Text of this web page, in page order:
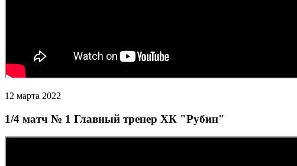
12 марта 2022
1/4 матч № 1 Главный тренер ХК "Рубин"